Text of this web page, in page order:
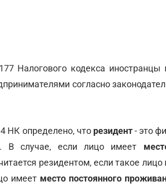
Налогового кодекса
согласно
НК определено, что резидент- это
В случае, если лицо имеет
резидентом, если такое
имеет место постоянного